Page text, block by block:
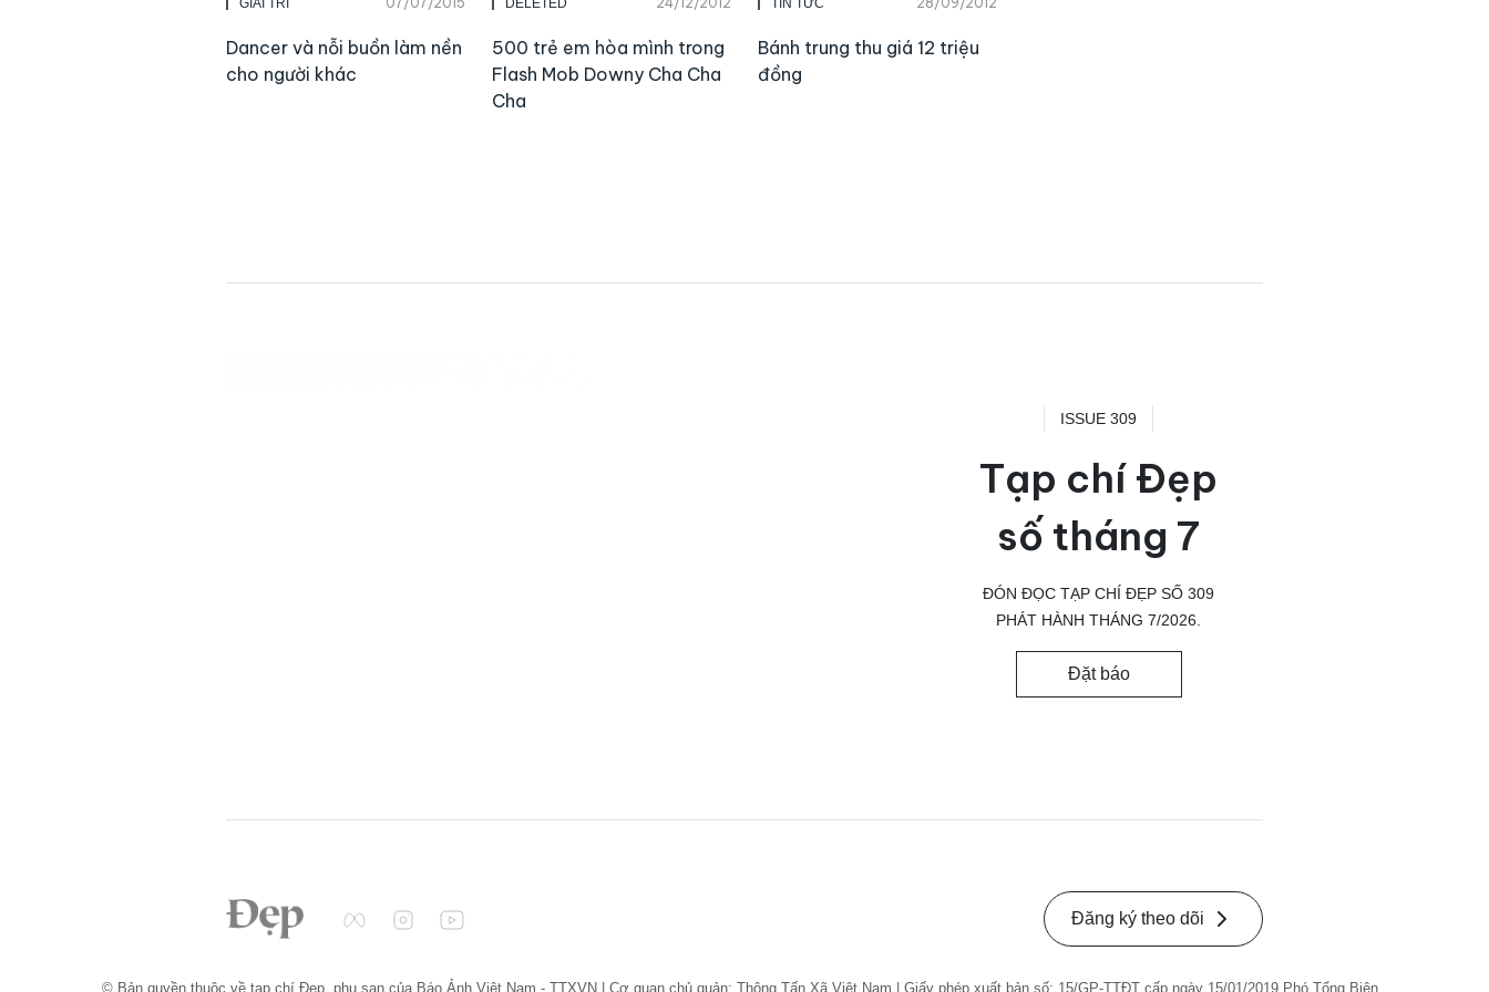
Dancer và nỗi buồn làm nền
cho người khác
500 trẻ em hòa mình trong
Flash Mob Downy Cha Cha
Cha
Bánh trung thu giá 12 triệu
đồng
ISSUE 309
Tạp chí Đẹp
số tháng 7
ĐÓN ĐỌC TẠP CHÍ ĐẸP SỐ 309
PHÁT HÀNH THÁNG 7/2026.
Đặt báo
Đăng ký theo dõi
© Bản quyền thuộc về tạp chí Đẹp, phụ san của Báo Ảnh Việt Nam - TTXVN | Cơ quan chủ quản: Thông Tấn Xã Việt Nam | Giấy phép xuất bản số: 15/GP-TTĐT cấp ngày 15/01/2019 Phó Tổng Biên